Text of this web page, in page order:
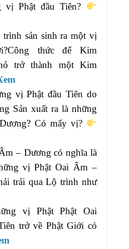
vị Phật đầu Tiên?
trình sản sinh ra một vị
thức để Kim
trở thành một Kim
vị Phật đầu Tiên do
Sản xuất ra là những
Có mấy vị?
– Dương có nghĩa là
vị Phật Oai Âm –
trải qua Lộ trình như
vị Phật Phật Oai
trở về Phật Giới có